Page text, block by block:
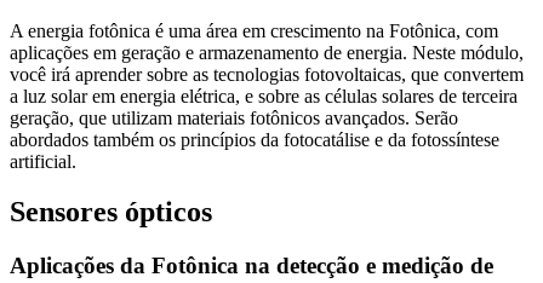
A energia fotônica é uma área em crescimento na Fotônica, com
aplicações em geração e armazenamento de energia. Neste módulo,
você irá aprender sobre as tecnologias fotovoltaicas, que convertem
a luz solar em energia elétrica, e sobre as células solares de terceira
geração, que utilizam materiais fotônicos avançados. Serão
abordados também os princípios da fotocatálise e da fotossíntese
artificial.
Sensores ópticos
Aplicações da Fotônica na detecção e medição de